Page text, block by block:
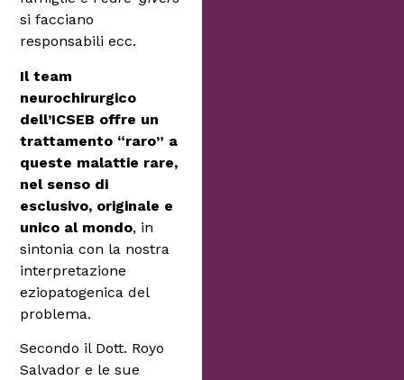
si facciano
responsabili ecc.
Il team
neurochirurgico
dell’ICSEB offre un
trattamento “raro” a
queste malattie rare,
nel senso di
esclusivo, originale e
unico al mondo, in
sintonia con la nostra
interpretazione
eziopatogenica del
problema.
Secondo il Dott. Royo
Salvador e le sue